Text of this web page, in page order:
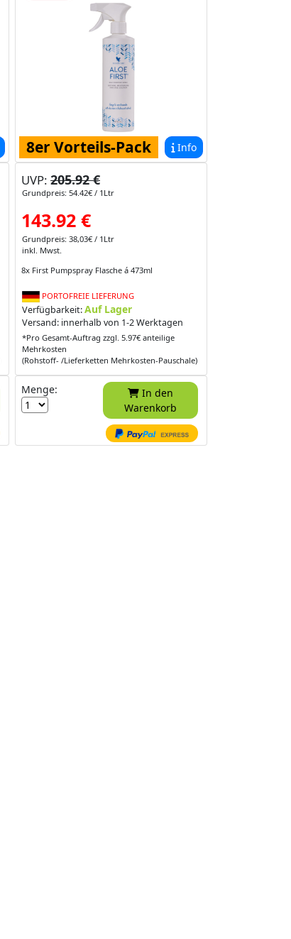
Info
8er Vorteils-Pack
UVP: 205.92 €
Grundpreis: 54.42€ / 1Ltr
143.92 €
Grundpreis: 38,03€ / 1Ltr
inkl. Mwst.
8x First Pumpspray Flasche á 473ml
PORTOFREIE LIEFERUNG
Verfügbarkeit:Auf Lager
Versand: innerhalb von 1-2 Werktagen
*Pro Gesamt-Auftrag zzgl. 5.97€ anteilige
Mehrkosten
(Rohstoff- /Lieferketten Mehrkosten-Pauschale)
Menge:
In den
Warenkorb